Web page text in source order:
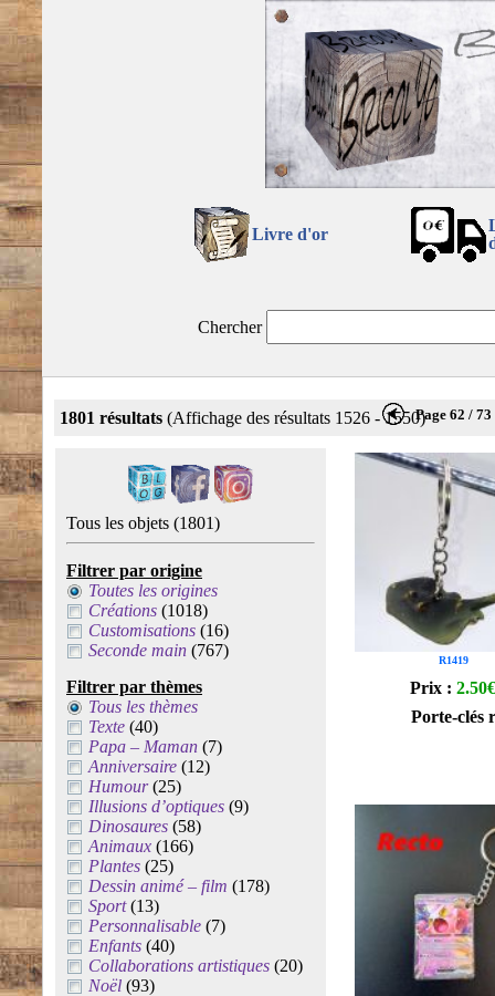
Livre d'or
Chercher
1801 résultats (Affichage des résultats 1526 - 1550)Page 62 / 73
Tous les objets (1801)
Filtrer par origine
Toutes les origines
Créations (1018)
Customisations (16)
Seconde main (767)
Filtrer par thèmes
Tous les thèmes
Texte (40)
Papa – Maman (7)
Anniversaire (12)
Humour(25)
Illusions d’optiques (9)
Dinosaures (58)
Animaux (166)
Plantes (25)
Dessin animé – film (178)
Sport(13)
Personnalisable (7)
Enfants (40)
Collaborations artistiques (20)
Noël (93)
R1419
Prix : 2.50€
Porte-clés